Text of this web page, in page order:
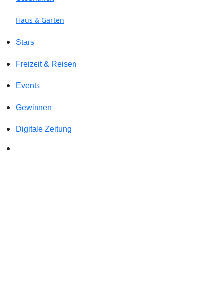
Haus & Garten
Stars
Freizeit & Reisen
Events
Gewinnen
Digitale Zeitung